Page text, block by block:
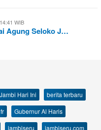
WIB
Agung Seloko J…
Hari Ini
berita terbaru
fr
Gubernur Al Haris
jambiseru
jambiseru.com